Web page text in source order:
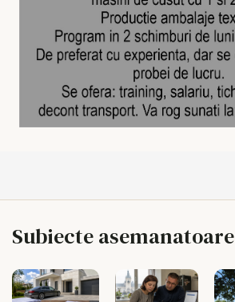
Subiecte asemanatoare